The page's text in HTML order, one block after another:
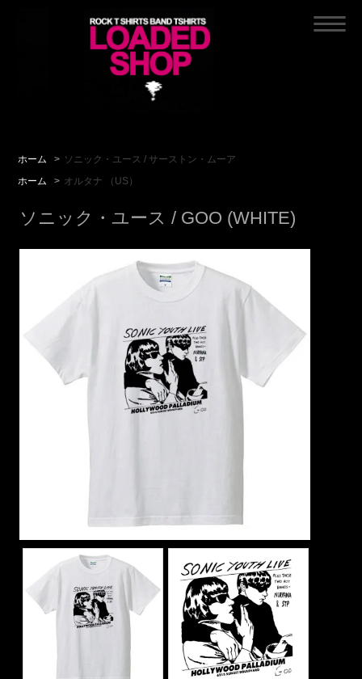
ホーム > ソニック・ユース / サーストン・ムーア
ホーム
> オルタナ （US）
ソニック・ユース / GOO (WHITE)